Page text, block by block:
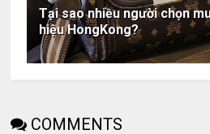
Tại sao nhiều người chọn
hiệu HongKong?
COMMENTS